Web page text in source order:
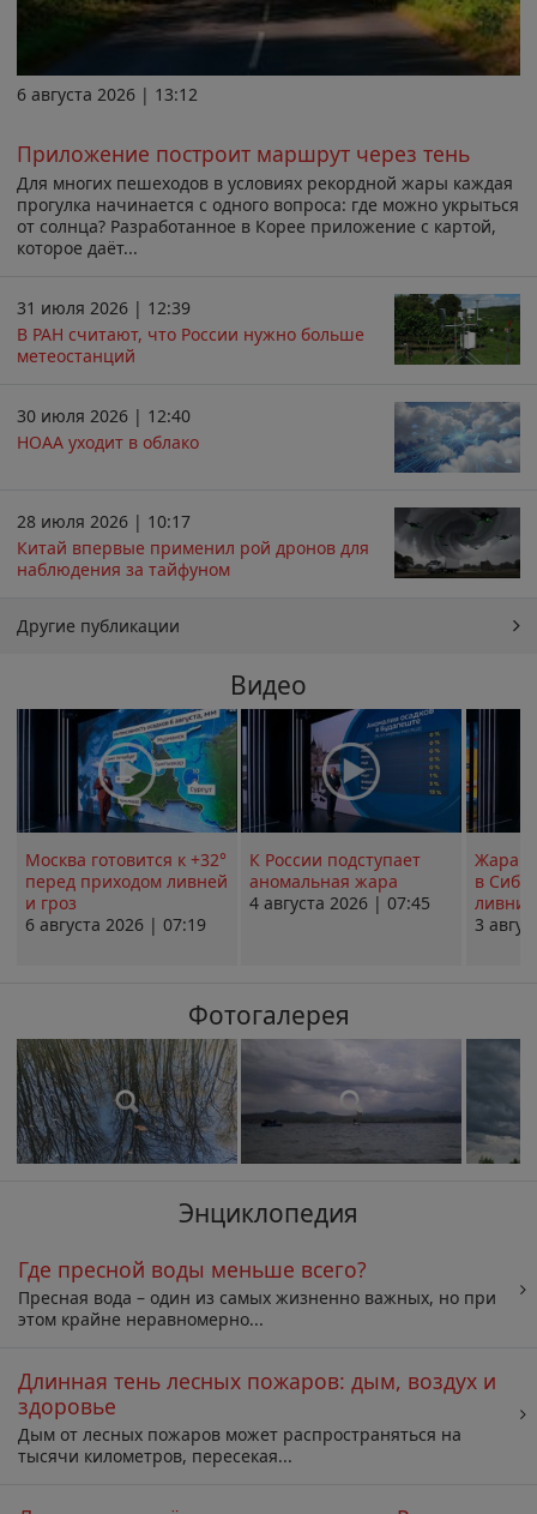
6 августа 2026 | 13:12
Приложение построит маршрут через тень
Для многих пешеходов в условиях рекордной жары каждая
прогулка начинается с одного вопроса: где можно укрыться
от солнца? Разработанное в Корее приложение с картой,
которое даёт...
31 июля 2026 | 12:39
В РАН считают, что России нужно больше
метеостанций
30 июля 2026 | 12:40
НОАА уходит в облако
28 июля 2026 | 10:17
Китай впервые применил рой дронов для
наблюдения за тайфуном
Другие публикации
Видео
Москва готовится к +32°
перед приходом ливней
и гроз
6 августа 2026 | 07:19
К России подступает
аномальная жара
4 августа 2026 | 07:45
Жара в
в
ливни
3
Фотогалерея
Энциклопедия
Где пресной воды меньше всего?
Пресная вода – один из самых жизненно важных, но при
этом крайне неравномерно...
Длинная тень лесных пожаров: дым, воздух и
здоровье
Дым от лесных пожаров может распространяться на
тысячи километров, пересекая...